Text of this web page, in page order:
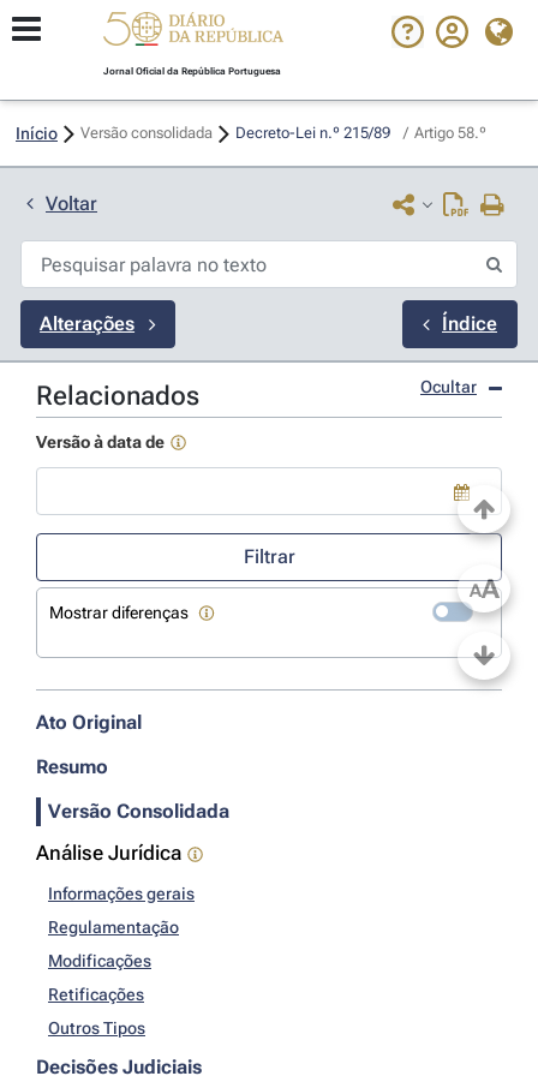
Jornal Oficial da República Portuguesa
Início Versão consolidada Decreto-Lei n.º 215/89 / Artigo 58.º
Voltar
Alterações Índice
Relacionados Ocultar
Versão à data de
Use a tecla de seta para baixo para abrir o calendário; Use as
Filtrar
Mostrar diferenças
Ato Original
Resumo
Versão Consolidada
Análise Jurídica
Informações gerais
Regulamentação
Modificações
Retificações
Outros Tipos
Decisões Judiciais
AA